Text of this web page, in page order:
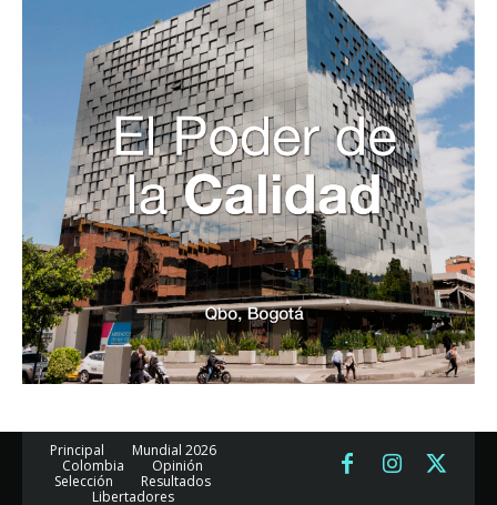
Principal
Mundial 2026
Colombia
Opinión
Selección
Resultados
Libertadores